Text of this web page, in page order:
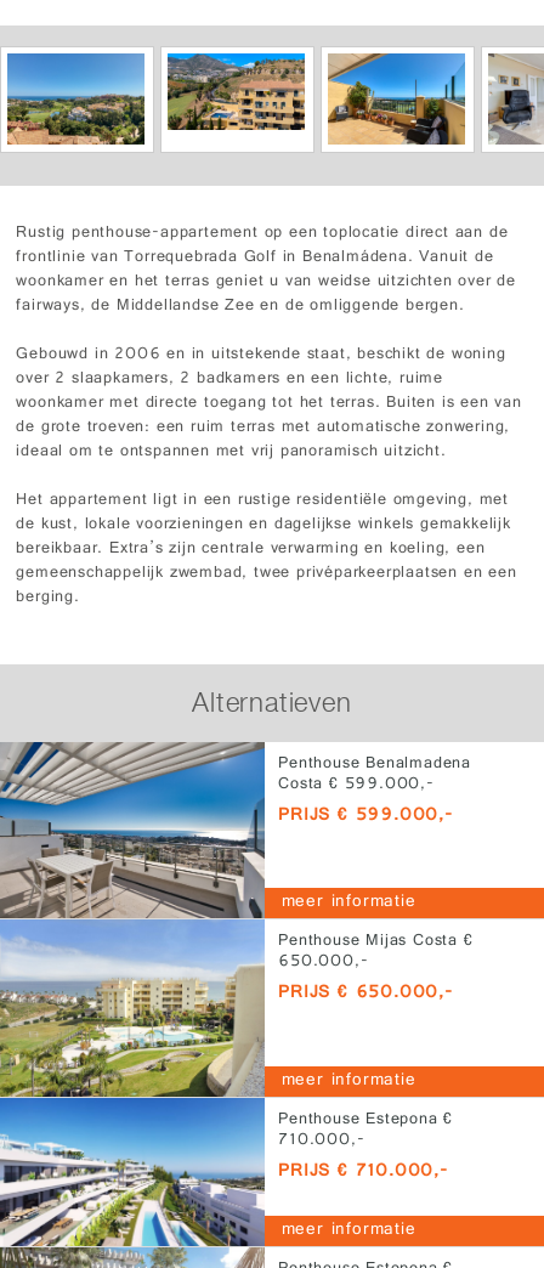
Rustig penthouse-appartement op een toplocatie direct aan de
frontlinie van Torrequebrada Golf in Benalmádena. Vanuit de
woonkamer en het terras geniet u van weidse uitzichten over de
fairways, de Middellandse Zee en de omliggende bergen.
Gebouwd in 2006 en in uitstekende staat, beschikt de woning
over 2 slaapkamers, 2 badkamers en een lichte, ruime
woonkamer met directe toegang tot het terras. Buiten is een van
de grote troeven: een ruim terras met automatische zonwering,
ideaal om te ontspannen met vrij panoramisch uitzicht.
Het appartement ligt in een rustige residentiële omgeving, met
de kust, lokale voorzieningen en dagelijkse winkels gemakkelijk
bereikbaar. Extra’s zijn centrale verwarming en koeling, een
gemeenschappelijk zwembad, twee privéparkeerplaatsen en een
berging.
Alternatieven
Penthouse Benalmadena
Costa € 599.000,-
PRIJS € 599.000,-
meer informatie
Penthouse Mijas Costa €
650.000,-
PRIJS € 650.000,-
meer informatie
Penthouse Estepona €
710.000,-
PRIJS € 710.000,-
meer informatie